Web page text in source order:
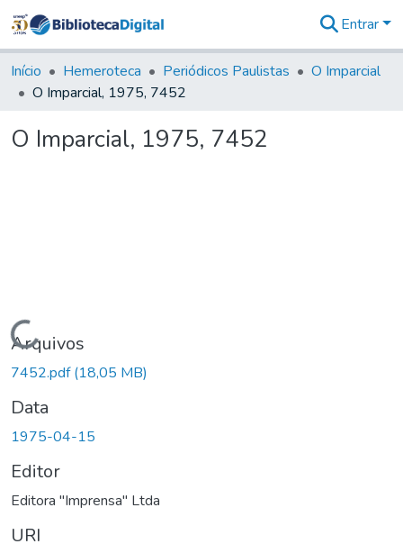
&
Coleções
Tudo na
Digital
Entrar
Início Hemeroteca Periódicos Paulistas
O Imparcial
O Imparcial, 1975, 7452
O Imparcial, 1975, 7452
Carregando...
Arquivos
7452.pdf(18,05 MB)
Data
1975-04-15
Editor
Editora "Imprensa" Ltda
URI